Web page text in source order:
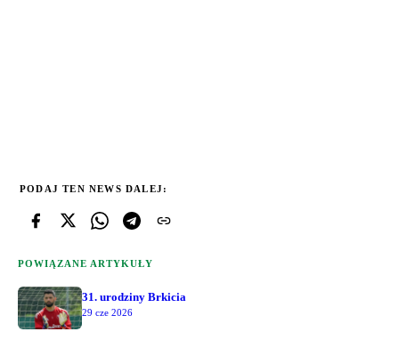
PODAJ TEN NEWS DALEJ:
POWIĄZANE ARTYKUŁY
31. urodziny Brkicia
29 cze 2026